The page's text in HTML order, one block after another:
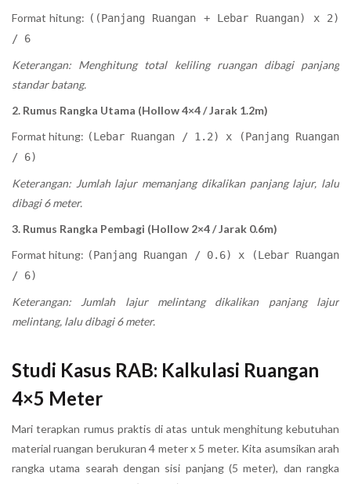
Format hitung: ((Panjang Ruangan + Lebar Ruangan) x 2)
/ 6
Keterangan: Menghitung total keliling ruangan dibagi panjang
standar batang.
2. Rumus Rangka Utama (Hollow 4×4 / Jarak 1.2m)
Format hitung: (Lebar Ruangan / 1.2) x (Panjang Ruangan
/ 6)
Keterangan: Jumlah lajur memanjang dikalikan panjang lajur, lalu
dibagi 6 meter.
3. Rumus Rangka Pembagi (Hollow 2×4 / Jarak 0.6m)
Format hitung: (Panjang Ruangan / 0.6) x (Lebar Ruangan
/ 6)
Keterangan: Jumlah lajur melintang dikalikan panjang lajur
melintang, lalu dibagi 6 meter.
Studi Kasus RAB: Kalkulasi Ruangan
4×5 Meter
Mari terapkan rumus praktis di atas untuk menghitung kebutuhan
material ruangan berukuran 4 meter x 5 meter. Kita asumsikan arah
rangka utama searah dengan sisi panjang (5 meter), dan rangka